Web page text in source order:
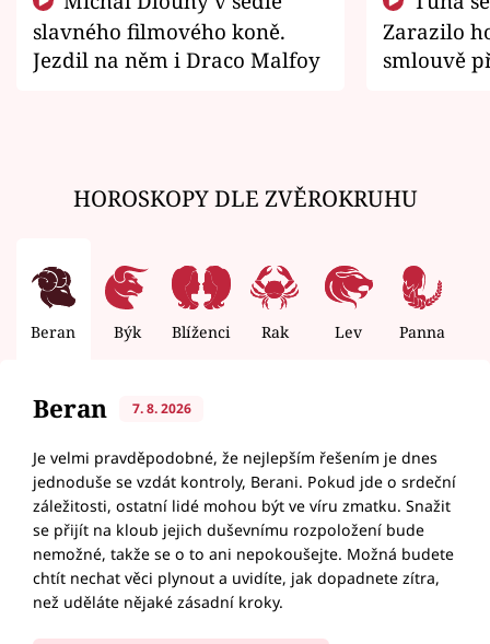
slavného filmového koně.
Jezdil na něm i Draco Malfoy
Zarazilo
smlouvě
HOROSKOPY DLE ZVĚROKRUHU
Beran Býk Blíženci Rak Lev Panna
Beran 7. 8. 2026
Je velmi pravděpodobné, že nejlepším řešením je dnes
jednoduše se vzdát kontroly, Berani. Pokud jde o srdeční
záležitosti, ostatní lidé mohou být ve víru zmatku. Snažit
se přijít na kloub jejich duševnímu rozpoložení bude
nemožné, takže se o to ani nepokoušejte. Možná budete
chtít nechat věci plynout a uvidíte, jak dopadnete zítra,
než uděláte nějaké zásadní kroky.